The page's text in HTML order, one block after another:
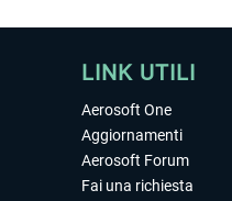
LINK UTILI
Aerosoft One
Aggiornamenti
Aerosoft Forum
Fai una richiesta